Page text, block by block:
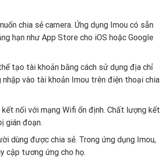
chia sẻ camera. Ứng dụng Imou có sẵn
hạn như App Store cho iOS hoặc Google
tạo tài khoản bằng cách sử dụng địa chỉ
vào tài khoản Imou trên điện thoại chia
nối với mạng Wifi ổn định. Chất lượng kết
gián đoạn.
dùng được chia sẻ. Trong ứng dụng Imou,
cập tương ứng cho họ.